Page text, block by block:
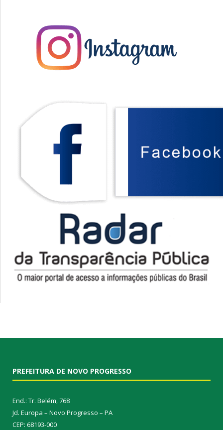
PREFEITURA DE NOVO PROGRESSO
End.: Tr. Belém, 768
Jd. Europa – Novo Progresso – PA
CEP: 68193-000